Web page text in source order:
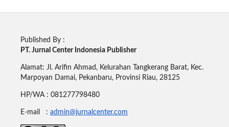
Published By :
PT. Jurnal Center Indonesia Publisher
Alamat: Jl. Arifin Ahmad, Kelurahan Tangkerang Barat, Kec.
Marpoyan Damai, Pekanbaru, Provinsi Riau, 28125
HP/WA : 081277798480
E-mail : admin@jurnalcenter.com